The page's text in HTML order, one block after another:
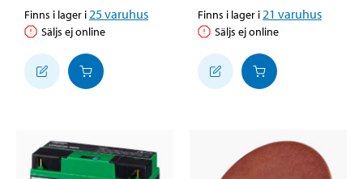
Finns i lager i 25varuhus
Säljs ej online
Finns i lager i 21 varuhus
Säljs ej online